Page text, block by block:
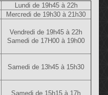
Lundi de 19h45 à 22h
Mercredi de 19h30 à 21h30
Vendredi de 19h45 à 22h
Samedi de 17H00 à 19h00
Samedi de 13h45 à 15h30
Samedi de 15h15 à 17h